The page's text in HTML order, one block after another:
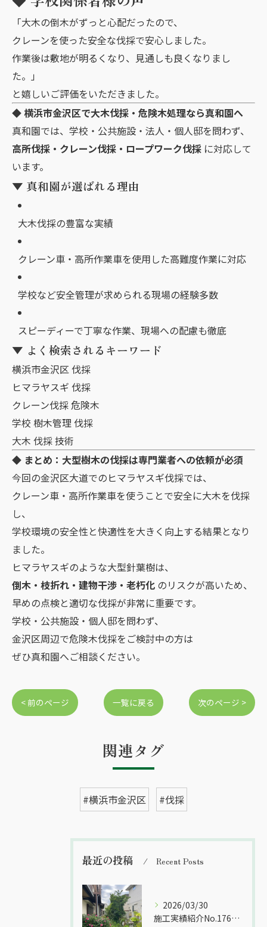
「大木の倒木がずっと心配だったので、
クレーンを使った安全な伐採で安心しました。
作業後は敷地が明るくなり、見通しも良くなりまし
た。」
と嬉しいご評価をいただきました。
◆ 横浜市金沢区で大木伐採・危険木処理なら真和園へ
真和園では、学校・公共施設・法人・個人邸を問わず、
高所伐採・クレーン伐採・ロープワーク伐採 に対応して
います。
▼ 真和園が選ばれる理由
大木伐採の豊富な実績
クレーン車・高所作業車を使用した高難度作業に対応
学校など安全管理が求められる現場の経験多数
スピーディーで丁寧な作業、現場への配慮も徹底
▼ よく検索されるキーワード
横浜市金沢区 伐採
ヒマラヤスギ 伐採
クレーン伐採 危険木
学校 樹木管理 伐採
大木 伐採 技術
◆ まとめ：大型樹木の伐採は専門業者への依頼が必須
今回の金沢区大道でのヒマラヤスギ伐採では、
クレーン車・高所作業車を使うことで安全に大木を伐採
し、
学校環境の安全性と快適性を大きく向上する結果となり
ました。
ヒマラヤスギのような大型針葉樹は、
倒木・枝折れ・建物干渉・老朽化 のリスクが高いため、
早めの点検と適切な伐採が非常に重要です。
学校・公共施設・個人邸を問わず、
金沢区周辺で危険木伐採をご検討中の方は
ぜひ真和園へご相談ください。
< 前のページ 一覧に戻る 次のページ >
関連タグ
#横浜市金沢区 #伐採
最近の投稿 Recent Posts
2026/03/30
施工実績紹介No.176【横浜市港南区日限山】空家の除草・樹木をすべて伐採作業｜放置リスクを解消し管理しやすい敷地へ